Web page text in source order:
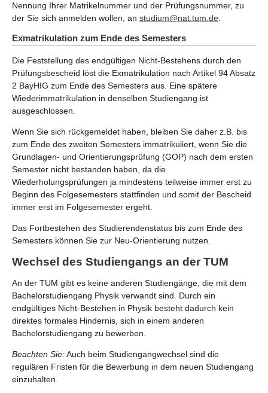
Nennung Ihrer Matrikelnummer und der Prüfungsnummer, zu
der Sie sich anmelden wollen, an studium@nat.tum.de
Exmatrikulation zum Ende des Semesters
Die Feststellung des endgültigen Nicht-Bestehens durch den
Prüfungsbescheid löst die Exmatrikulation nach Artikel 94 Absatz
2 BayHIG zum Ende des Semesters aus. Eine spätere
Wiederimmatrikulation in denselben Studiengang ist
ausgeschlossen.
Wenn Sie sich rückgemeldet haben, bleiben Sie daher z.B. bis
zum Ende des zweiten Semesters immatrikuliert, wenn Sie die
Grundlagen- und Orientierungsprüfung (GOP) nach dem ersten
Semester nicht bestanden haben, da die
Wiederholungsprüfungen ja mindestens teilweise immer erst zu
Beginn des Folgesemesters stattfinden und somit der Bescheid
immer erst im Folgesemester ergeht.
Das Fortbestehen des Studierendenstatus bis zum Ende des
Semesters können Sie zur Neu-Orientierung nutzen.
Wechsel des Studiengangs an der TUM
An der TUM gibt es keine anderen Studiengänge, die mit dem
Bachelorstudiengang Physik verwandt sind. Durch ein
endgültiges Nicht-Bestehen in Physik besteht dadurch kein
direktes formales Hindernis, sich in einem anderen
Bachelorstudiengang zu bewerben.
Beachten Sie:Auch beim Studiengangwechsel sind die
regulären Fristen für die Bewerbung in dem neuen Studiengang
einzuhalten.